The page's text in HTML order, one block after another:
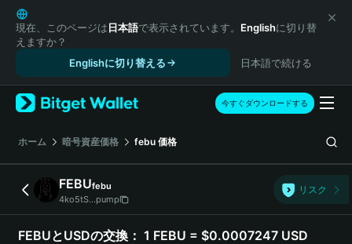
English
日本語
Tiếng Việt
Español (Latinoamérica)
Türkçe
Français
Deutsch
简体中文
繁體中文
Português (Portugal)
Bahasa Indonesia
現在、このページは日本語で表示されています。 Englishに切り替
えますか？
Englishに切り替える
日本語で続ける
今すぐダウンロードする
ホーム 暗号資産価格 febu 価格
FEBUfebu
4ko5tS...pump
リスク
FEBUとUSDの交換： 1 FEBU = $0.0007247 USD